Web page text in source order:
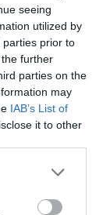
seeing
utilized by
parties prior to
further
parties on the
may
IAB’s List of
it to other
Pink